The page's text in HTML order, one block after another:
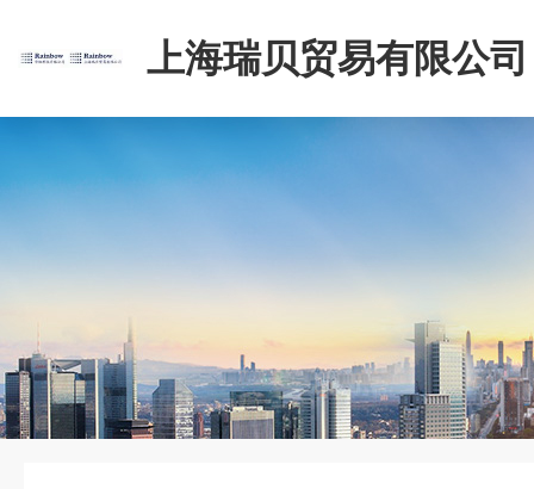
上海瑞贝贸易有限公司